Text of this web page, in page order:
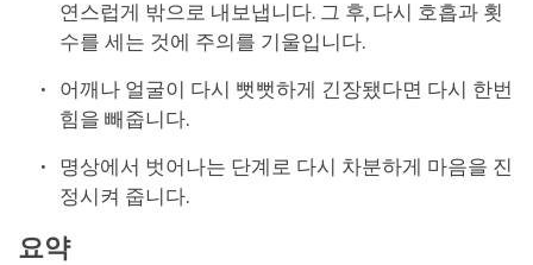
연스럽게 밖으로 내보냅니다. 그 후, 다시 호흡과 횟
수를 세는 것에 주의를 기울입니다.
어깨나 얼굴이 다시 뻣뻣하게 긴장됐다면 다시 한번
힘을 빼줍니다.
명상에서 벗어나는 단계로 다시 차분하게 마음을 진
정시켜 줍니다.
요약